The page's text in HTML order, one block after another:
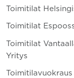
Toimitilat
Toimitilat
Toimitilat
Yritys
Toimitilavuokraus